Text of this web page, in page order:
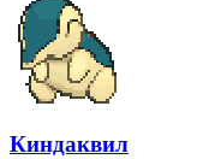
Киндаквил